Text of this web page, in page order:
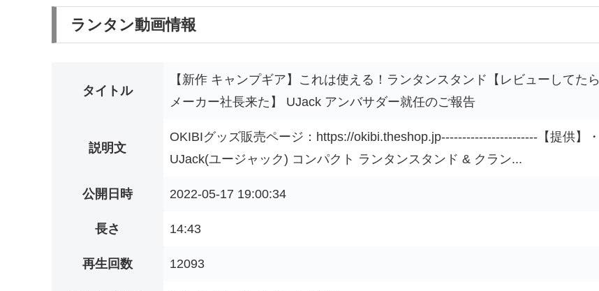
ランタン動画情報
タイトル
【新作 キャンプギア】これは使える！ランタンスタンド【レビューしてたら
メーカー社長来た】 UJack アンバサダー就任のご報告
説明文
OKIBIグッズ販売ページ：https://okibi.theshop.jp-----------------------【提供】・
UJack(ユージャック) コンパクト ランタンスタンド & クラン...
公開日時 2022-05-17 19:00:34
長さ 14:43
再生回数 12093